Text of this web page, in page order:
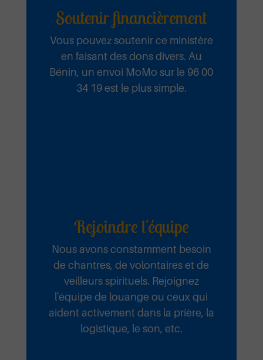
Soutenir financièrement
Vous pouvez soutenir ce ministère
en faisant des dons divers. Au
Bénin, un envoi MoMo sur le 96 00
34 19 est le plus simple.
Rejoindre l'équipe
Nous avons constamment besoin
de chantres, de volontaires et de
veilleurs spirituels. Rejoignez
l'équipe de louange ou ceux qui
aident activement dans la prière, la
logistique, le son, etc.